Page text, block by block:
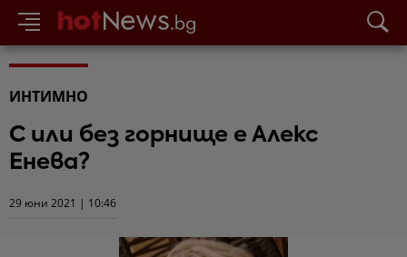
ИНТИМНО
С или без горнище е Алекс
Енева?
29 юни 2021 | 10:46